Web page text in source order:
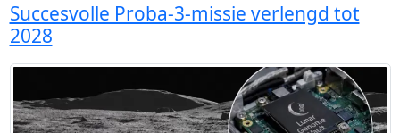
Succesvolle Proba-3-missie verlengd tot
2028